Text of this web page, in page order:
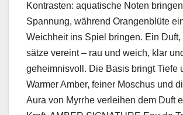
Kon­trasten: aquatis­che Noten
Span­nung, während Orangen­blüte
Weich­heit ins Spiel brin­gen. Ein
sätze vere­int – rau und weich, klar
geheimnisvoll. Die Basis bringt Tiefe
Warmer Amber, fein­er Moschus und
Aura von Myrrhe ver­lei­hen dem Duft